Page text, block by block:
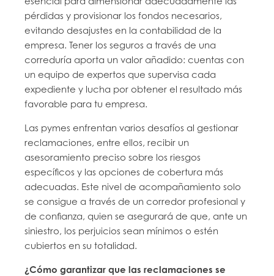
pérdidas y provisionar los fondos necesarios,
evitando desajustes en la contabilidad de la
empresa. Tener los seguros a través de una
correduría aporta un valor añadido: cuentas con
un equipo de expertos que supervisa cada
expediente y lucha por obtener el resultado más
favorable para tu empresa.
Las pymes enfrentan varios desafíos al gestionar
reclamaciones, entre ellos, recibir un
asesoramiento preciso sobre los riesgos
específicos y las opciones de cobertura más
adecuadas. Este nivel de acompañamiento solo
se consigue a través de un corredor profesional y
de confianza, quien se asegurará de que, ante un
siniestro, los perjuicios sean mínimos o estén
cubiertos en su totalidad.
¿Cómo garantizar que las reclamaciones se